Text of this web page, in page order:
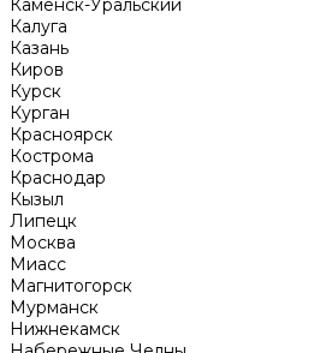
Каменск-Уральский
Калуга
Казань
Киров
Курск
Курган
Красноярск
Кострома
Краснодар
Кызыл
Липецк
Москва
Миасс
Магнитогорск
Мурманск
Нижнекамск